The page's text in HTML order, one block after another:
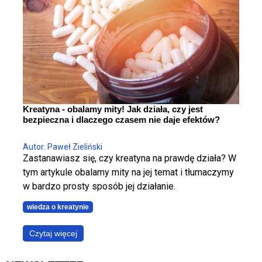
sylwetkę. Cała sztuka polega na tym, żeby zrobić to
w kontrolowany sposób.
Kreatyna - obalamy mity! Jak działa, czy jest
bezpieczna i dlaczego czasem nie daje efektów?
Autor: Paweł Zieliński
Zastanawiasz się, czy kreatyna na prawdę działa? W
tym artykule obalamy mity na jej temat i tłumaczymy
w bardzo prosty sposób jej działanie.
wiedza o kreatynie
Czytaj więcej